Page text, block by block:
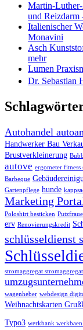
Martin-
und Reizdarm
Italienischer
Monavini
Asch
mehr
Lumen
Dr. Sebastian
Autohandel
Handwerker Bau
Brustverkleinerung
autove ergometer fitness
Barbeque
Gartenpflege hunde
Marketing
Poloshirt besticken
erv Renovierungskredit
schlüsseldienst
stromaggregat
wagenheber webdesign
Weihnachtskarten
Typo3 werkbank